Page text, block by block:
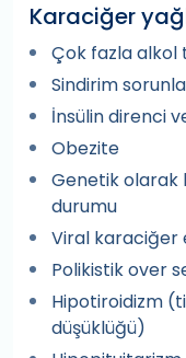
Karaciğer
Çok fazla alkol
Sindirim
İnsülin direnci
Obezite
Genetik olarak
durumu
Viral karaciğer
Polikistik over
Hipotiroidizm
düşüklüğü)